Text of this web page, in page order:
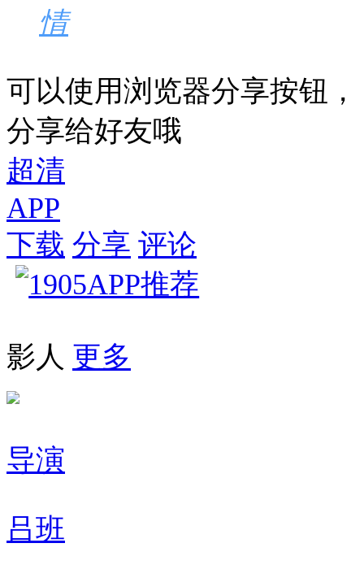
情
可以使用浏览器分享按钮，
分享给好友哦
超清
APP
下载 分享 评论
影人 更多
导演
吕班